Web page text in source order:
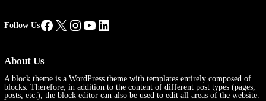
Follow UsFacebook
X Instagram
YouTube
LinkedIn
About Us
A block theme is a WordPress theme with templates entirely composed of
blocks. Therefore, in addition to the content of different post types (pages,
posts, etc.), the block editor can also be used to edit all areas of the website.